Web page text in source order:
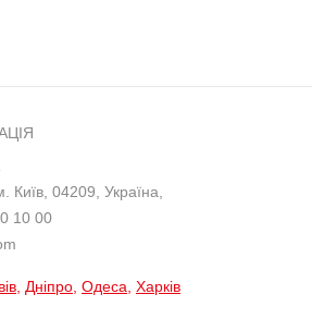
Київ, 04209, Україна,
10 00
Дніпро Одеса Харків